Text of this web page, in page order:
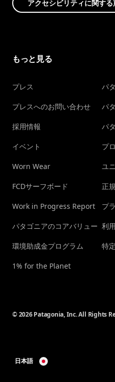
アクセシビリティに関する
もっと見る
プレス
プレスへのお問い合わせ
採用情報
イベント
Worn Wear
FCDサーフボード
Work in Progress Report
パタゴニアのコアバリュー
環境助成金プログラム
1% for the Planet
パ
パ
パ
プ
ユ
正
プ
利
特
© 2026 Patagonia, Inc. All Rights
日本語